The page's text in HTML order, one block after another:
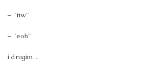
– "tiw"
– "eoh"
i drugim…